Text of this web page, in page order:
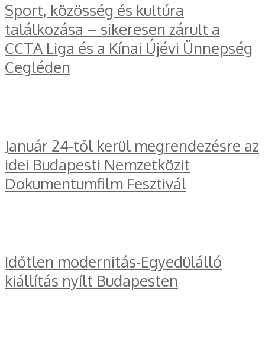
Sport, közösség és kultúra
találkozása – sikeresen zárult a
CCTA Liga és a Kínai Újévi Ünnepség
Cegléden
Január 24-től kerül megrendezésre az
idei Budapesti Nemzetközit
Dokumentumfilm Fesztivál
Időtlen modernitás-Egyedülálló
kiállítás nyílt Budapesten